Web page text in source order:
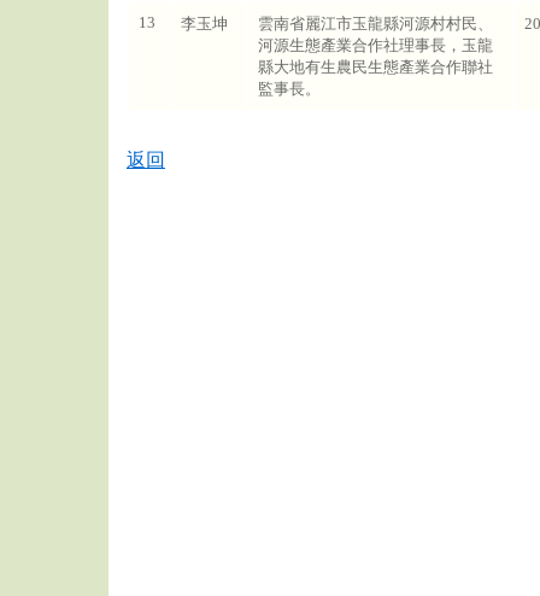
13 李玉坤
雲南省麗江市玉龍縣河源村村民、
河源生態產業合作社理事長，玉龍
縣大地有生農民生態產業合作聯社
監事長。
返回